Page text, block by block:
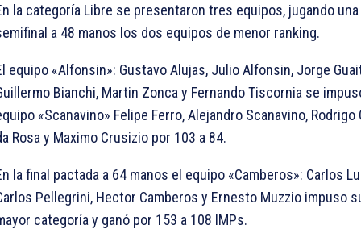
la categoría Libre se presentaron tres equipos, jugando una
a 48 manos los dos equipos de menor ranking.
equipo «Alfonsin»: Gustavo Alujas, Julio Alfonsin, Jorge
Bianchi, Martin Zonca y Fernando Tiscornia se
«Scanavino» Felipe Ferro, Alejandro Scanavino, Rodrigo
Rosa y Maximo Crusizio por 103 a 84.
la final pactada a 64 manos el equipo «Camberos»: Carlos
Pellegrini, Hector Camberos y Ernesto Muzzio impuso
categoría y ganó por 153 a 108 IMPs.